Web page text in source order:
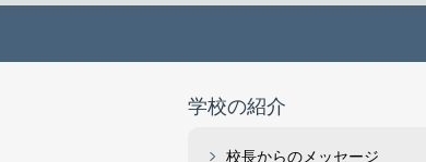
学校の紹介
校長からのメッセージ